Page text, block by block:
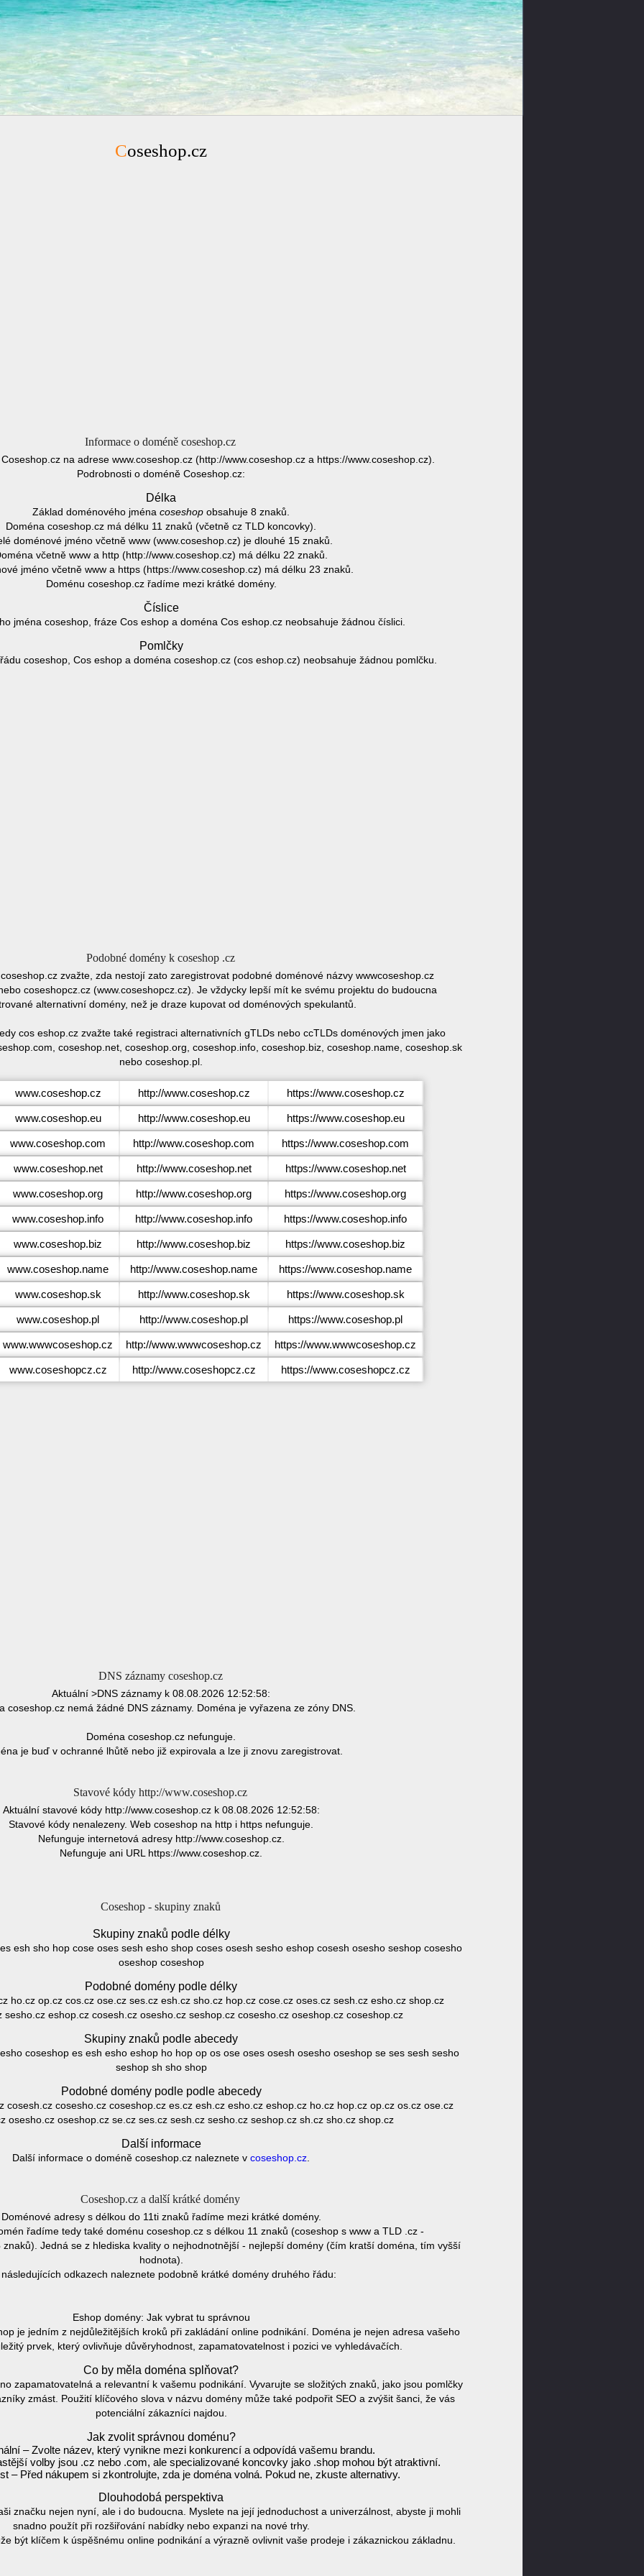
Coseshop.cz
Informace o doméně coseshop.cz
na adrese www.coseshop.cz (http://www.coseshop.cz a https://www.coseshop.cz).
Podrobnosti o doméně Coseshop.cz:
Délka
Základ doménového jména coseshop obsahuje 8 znaků.
Doména coseshop.cz má délku 11 znaků (včetně cz TLD koncovky).
doménové jméno včetně www (www.coseshop.cz) je dlouhé 15 znaků.
včetně www a http (http://www.coseshop.cz) má délku 22 znaků.
jméno včetně www a https (https://www.coseshop.cz) má délku 23 znaků.
Doménu coseshop.cz řadíme mezi krátké domény.
Číslice
jména coseshop, fráze Cos eshop a doména Cos eshop.cz neobsahuje žádnou číslici.
Pomlčky
coseshop, Cos eshop a doména coseshop.cz (cos eshop.cz) neobsahuje žádnou pomlčku.
Podobné domény k coseshop .cz
zvažte, zda nestojí zato zaregistrovat podobné doménové názvy wwwcoseshop.cz
coseshopcz.cz (www.coseshopcz.cz). Je vždycky lepší mít ke svému projektu do budoucna
alternativní domény, než je draze kupovat od doménových spekulantů.
cos eshop.cz zvažte také registraci alternativních gTLDs nebo ccTLDs doménových jmen jako
coseshop.net, coseshop.org, coseshop.info, coseshop.biz, coseshop.name, coseshop.sk
nebo coseshop.pl.
www.coseshop.cz http://www.coseshop.cz https://www.coseshop.cz
www.coseshop.eu http://www.coseshop.eu https://www.coseshop.eu
www.coseshop.com http://www.coseshop.com https://www.coseshop.com
www.coseshop.net http://www.coseshop.net https://www.coseshop.net
www.coseshop.org http://www.coseshop.org https://www.coseshop.org
www.coseshop.info http://www.coseshop.info https://www.coseshop.info
www.coseshop.biz http://www.coseshop.biz https://www.coseshop.biz
www.coseshop.name http://www.coseshop.name https://www.coseshop.name
www.coseshop.sk http://www.coseshop.sk https://www.coseshop.sk
www.coseshop.pl http://www.coseshop.pl https://www.coseshop.pl
www.wwwcoseshop.cz http://www.wwwcoseshop.cz https://www.wwwcoseshop.cz
www.coseshopcz.cz http://www.coseshopcz.cz https://www.coseshopcz.cz
DNS záznamy coseshop.cz
Aktuální >DNS záznamy k 08.08.2026 12:52:58:
coseshop.cz nemá žádné DNS záznamy. Doména je vyřazena ze zóny DNS.
Doména coseshop.cz nefunguje.
je buď v ochranné lhůtě nebo již expirovala a lze ji znovu zaregistrovat.
Stavové kódy http://www.coseshop.cz
Aktuální stavové kódy http://www.coseshop.cz k 08.08.2026 12:52:58:
Stavové kódy nenalezeny. Web coseshop na http i https nefunguje.
Nefunguje internetová adresy http://www.coseshop.cz.
Nefunguje ani URL https://www.coseshop.cz.
Coseshop - skupiny znaků
Skupiny znaků podle délky
esh sho hop cose oses sesh esho shop coses osesh sesho eshop cosesh osesho seshop cosesho
oseshop coseshop
Podobné domény podle délky
ho.cz op.cz cos.cz ose.cz ses.cz esh.cz sho.cz hop.cz cose.cz oses.cz sesh.cz esho.cz shop.cz
sesho.cz eshop.cz cosesh.cz osesho.cz seshop.cz cosesho.cz oseshop.cz coseshop.cz
Skupiny znaků podle abecedy
coseshop es esh esho eshop ho hop op os ose oses osesh osesho oseshop se ses sesh sesho
seshop sh sho shop
Podobné domény podle podle abecedy
cosesh.cz cosesho.cz coseshop.cz es.cz esh.cz esho.cz eshop.cz ho.cz hop.cz op.cz os.cz ose.cz
osesho.cz oseshop.cz se.cz ses.cz sesh.cz sesho.cz seshop.cz sh.cz sho.cz shop.cz
Další informace
Další informace o doméně coseshop.cz naleznete v coseshop.cz
Coseshop.cz a další krátké domény
Doménové adresy s délkou do 11ti znaků řadíme mezi krátké domény.
řadíme tedy také doménu coseshop.cz s délkou 11 znaků (coseshop s www a TLD .cz -
znaků). Jedná se z hlediska kvality o nejhodnotnější - nejlepší domény (čím kratší doména, tím vyšší
hodnota).
následujících odkazech naleznete podobně krátké domény druhého řádu:
Eshop domény: Jak vybrat tu správnou
je jedním z nejdůležitějších kroků při zakládání online podnikání. Doména je nejen adresa vašeho
prvek, který ovlivňuje důvěryhodnost, zapamatovatelnost i pozici ve vyhledávačích.
Co by měla doména splňovat?
zapamatovatelná a relevantní k vašemu podnikání. Vyvarujte se složitých znaků, jako jsou pomlčky
zmást. Použití klíčového slova v názvu domény může také podpořit SEO a zvýšit šanci, že vás
potenciální zákazníci najdou.
Jak zvolit správnou doménu?
– Zvolte název, který vynikne mezi konkurencí a odpovídá vašemu brandu.
volby jsou .cz nebo .com, ale specializované koncovky jako .shop mohou být atraktivní.
– Před nákupem si zkontrolujte, zda je doména volná. Pokud ne, zkuste alternativy.
Dlouhodobá perspektiva
značku nejen nyní, ale i do budoucna. Myslete na její jednoduchost a univerzálnost, abyste ji mohli
snadno použít při rozšiřování nabídky nebo expanzi na nové trhy.
být klíčem k úspěšnému online podnikání a výrazně ovlivnit vaše prodeje i zákaznickou základnu.